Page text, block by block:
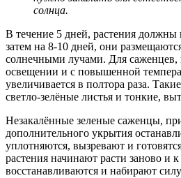
солнца.
В течение 5 дней, растения должны
затем на 8-10 дней, они
солнечными лучами. Для
освещении и с повышенной
увеличивается в полтора раза.
светло-зелёные листья и тонкие,
Незакалённые зеленые саженцы,
дополнительного укрытия
уплотняются, вызревают и
растения начинают расти заново и
восстанавливаются и набирают